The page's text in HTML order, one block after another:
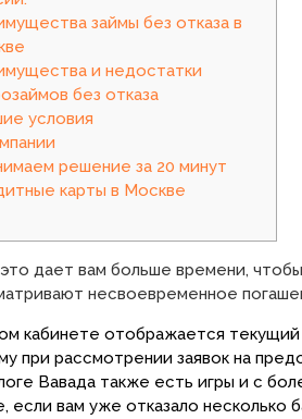
займы без отказа в
и недостатки
без отказа
условия
решение за 20 минут
карты в Москве
дает вам больше времени,
несвоевременное
кабинете отображается
при рассмотрении заявок на
Вавада также есть игры и с
если вам уже отказало несколько